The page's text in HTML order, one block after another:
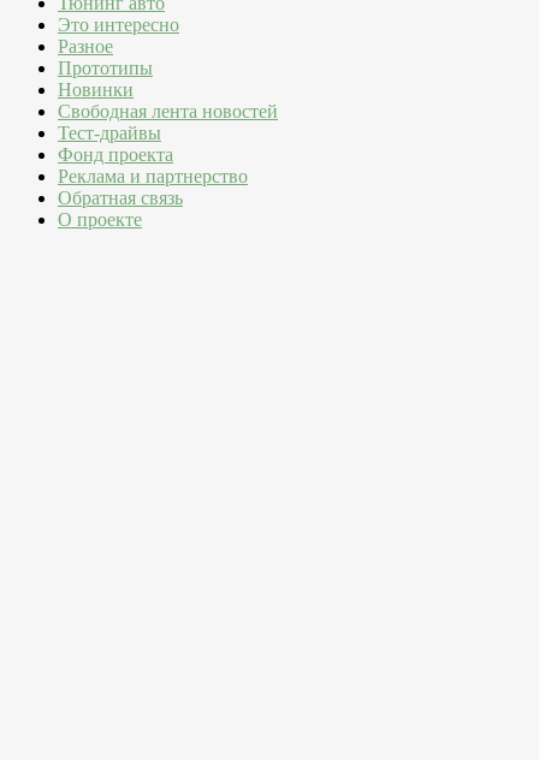
Это интересно
Разное
Прототипы
Новинки
Свободная лента новостей
Тест-драйвы
Фонд проекта
Реклама и партнерство
Обратная связь
О проекте